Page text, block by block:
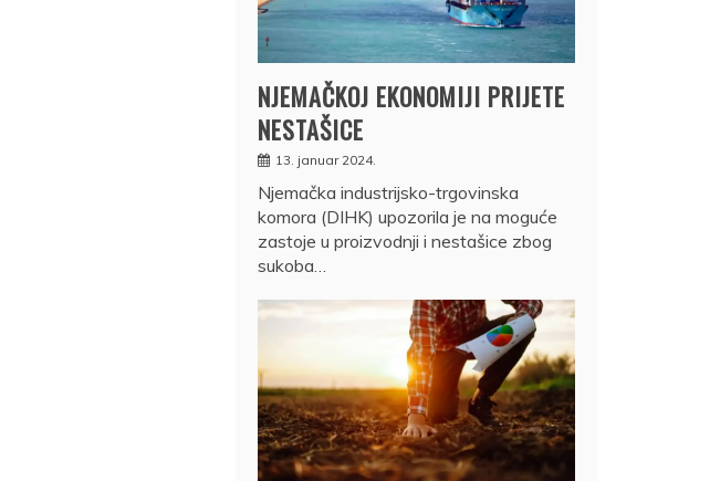
NJEMAČKOJ EKONOMIJI PRIJETE
NESTAŠICE
13. januar 2024.
Njemačka industrijsko-trgovinska
komora (DIHK) upozorila je na moguće
zastoje u proizvodnji i nestašice zbog
sukoba…